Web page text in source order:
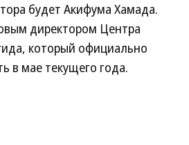
будет Акифума Хамада.
директором Центра
который официально
в мае текущего года.